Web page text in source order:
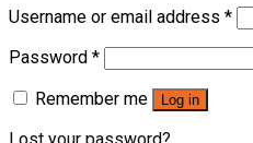
Username or email address *
Password *
Remember me
Log in